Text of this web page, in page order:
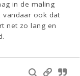
in de maling
vandaar ook dat
net zo lang en